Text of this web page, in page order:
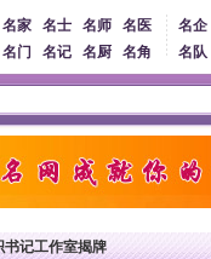
名家 名士 名师
名医
名门 名记 名厨 名角
名企
名队
书记工作室揭牌